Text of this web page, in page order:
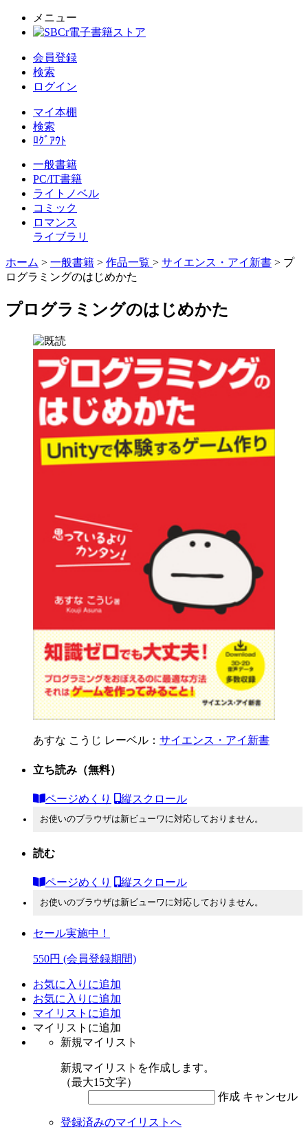
メニュー
会員登録
検索
ログイン
マイ本棚
検索
ﾛｸﾞｱｳﾄ
一般書籍
PC/IT書籍
ライトノベル
コミック
ロマンス
ライブラリ
ホーム > 一般書籍 > 作品一覧 > サイエンス・アイ新書 > プ
ログラミングのはじめかた
プログラミングのはじめかた
あすな こうじ レーベル： サイエンス・アイ新書
立ち読み （無料）
ページめくり 縦スクロール
お使いのブラウザは新ビューワに対応しておりません。
読む
ページめくり 縦スクロール
お使いのブラウザは新ビューワに対応しておりません。
セール実施中！
550円 (会員登録期間)
お気に入りに追加
お気に入りに追加
マイリストに追加
マイリストに追加
新規マイリスト
新規マイリストを作成します。
（最大15文字）
作成 キャンセル
登録済みのマイリストへ